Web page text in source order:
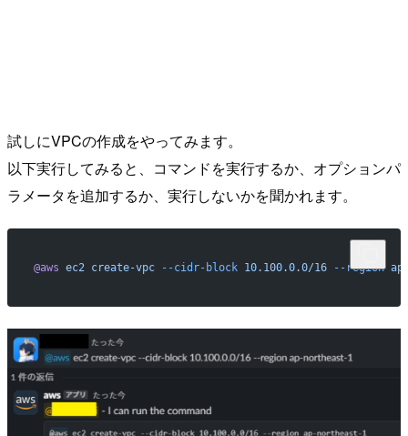
試しにVPCの作成をやってみます。
以下実行してみると、コマンドを実行するか、オプションパ
ラメータを追加するか、実行しないかを聞かれます。
@aws ec2 create-vpc --cidr-block 10.100.0.0/16 --region ap-